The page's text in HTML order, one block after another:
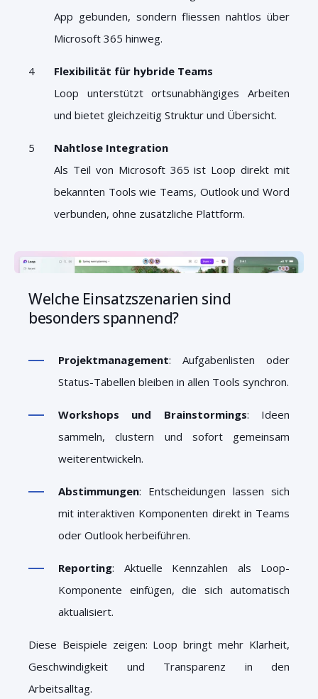
App gebunden, sondern fliessen nahtlos über
Microsoft 365 hinweg.
Flexibilität für hybride Teams
Loop unterstützt ortsunabhängiges Arbeiten
und bietet gleichzeitig Struktur und Übersicht.
Nahtlose Integration
Als Teil von Microsoft 365 ist Loop direkt mit
bekannten Tools wie Teams, Outlook und Word
verbunden, ohne zusätzliche Plattform.
Welche Einsatzszenarien sind
besonders spannend?
Projektmanagement: Aufgabenlisten oder
Status-Tabellen bleiben in allen Tools synchron.
Workshops und Brainstormings: Ideen
sammeln, clustern und sofort gemeinsam
weiterentwickeln.
Abstimmungen: Entscheidungen lassen sich
mit interaktiven Komponenten direkt in Teams
oder Outlook herbeiführen.
Reporting: Aktuelle Kennzahlen als Loop-
Komponente einfügen, die sich automatisch
aktualisiert.
Diese Beispiele zeigen: Loop bringt mehr Klarheit,
Geschwindigkeit und Transparenz in den
Arbeitsalltag.